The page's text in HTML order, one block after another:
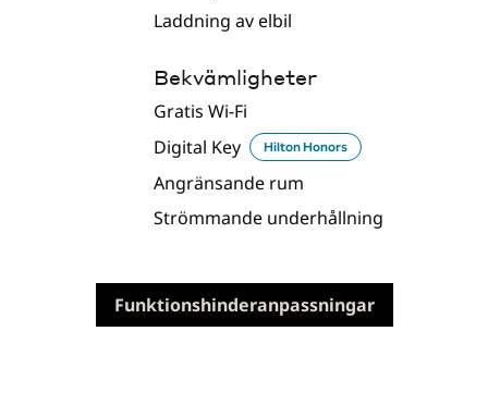
Laddning av elbil
Bekvämligheter
Gratis Wi-Fi
Digital Key
Hilton Honors
Angränsande rum
Strömmande underhållning
Funktionshinderanpassningar